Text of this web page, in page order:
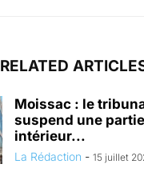
RELATED
Moissac : le
suspend une
intérieur...
La Rédaction - 15 juillet